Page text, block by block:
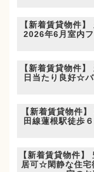
【新着賃貸物件
2026年6月室内
【新着賃貸物件
日当たり良好☆
【新着賃貸物件
田線蓮根駅徒歩
【新着賃貸物件
居可☆閑静な住